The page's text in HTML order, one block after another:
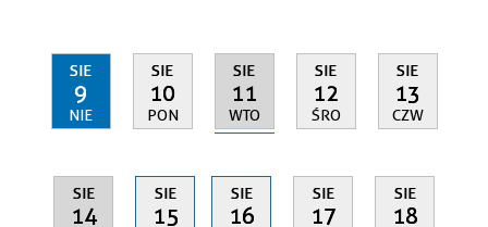
SIE
9
NIE
SIE
10
PON
SIE
11
WTO
SIE
12
ŚRO
SIE
13
CZW
SIE
14
SIE
15
SIE
16
SIE
17
SIE
18